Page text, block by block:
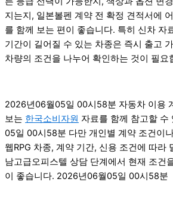
지는지, 일본볼펜 계약 전 확정 견적서에
를 함께 보는 편이 좋습니다. 특히 신차 자
기간이 길어질 수 있는 차종은 즉시 출고
차량의 조건을 나누어 확인하는 것이 필요
2026년06월05일 00시58분 자동차 이용
보는 한국소비자원 자료를 함께 참고할
05일 00시58분 다만 개인별 계약 조건이
웹RPG 차종, 계약 기간, 신용 조건에 따라
남고급오피스텔 상담 단계에서 현재 조건
이 좋습니다. 2026년06월05일 00시58분